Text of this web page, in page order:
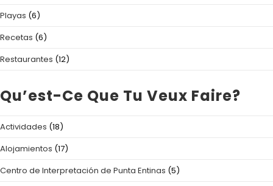
Playas (6)
Recetas (6)
Restaurantes (12)
Qu’est-Ce Que Tu Veux Faire?
Actividades (18)
Alojamientos (17)
Centro de Interpretación de Punta Entinas (5)